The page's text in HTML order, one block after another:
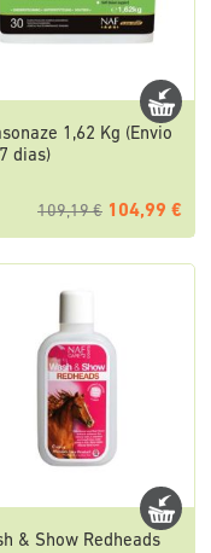
1,62 Kg (Envio
dias)
109,19 € 104,99 €
& Show Redheads